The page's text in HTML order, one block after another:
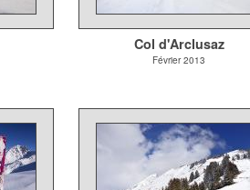
Col d'Arclusaz
Février 2013